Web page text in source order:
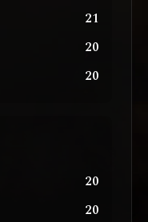
21
20
20
20
20